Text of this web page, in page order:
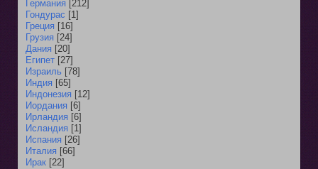
Германия [212]
Гондурас [1]
Греция [16]
Грузия [24]
Дания [20]
Египет [27]
Израиль [78]
Индия [65]
Индонезия [12]
Иордания [6]
Ирландия [6]
Исландия [1]
Испания [26]
Италия [66]
Ирак [22]